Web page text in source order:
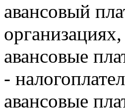
авансовый
авансовые
-
авансовые